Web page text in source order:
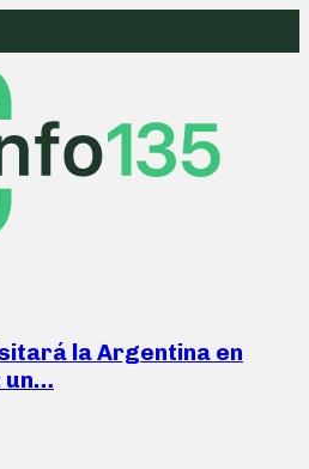
la Argentina en
un…